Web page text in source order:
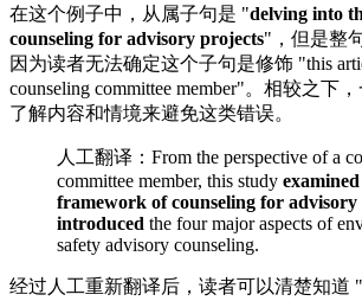
在这个例子中，从属子句是 "delving into
counseling for advisory projects"，但是整
因为读者无法确定这个子句是修饰 "this
counseling committee member"。相较之下
了解内容和情境来避免这类错误。
人工翻译：From the perspective of a
committee member, this study
framework of counseling for advisory
introduced the four major aspects of
safety advisory counseling.
经过人工重新翻译后，读者可以清楚知道